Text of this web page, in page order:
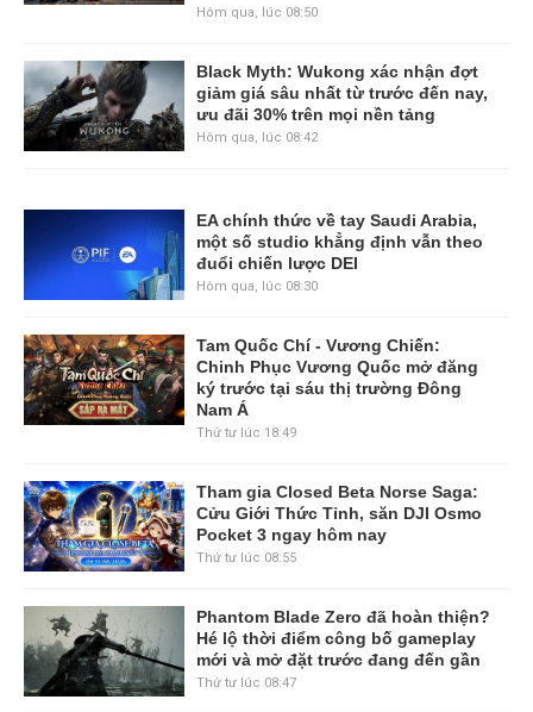
Hôm qua, lúc 08:50
Black Myth: Wukong xác nhận đợt
giảm giá sâu nhất từ trước đến nay,
ưu đãi 30% trên mọi nền tảng
Hôm qua, lúc 08:42
EA chính thức về tay Saudi Arabia,
một số studio khẳng định vẫn theo
đuổi chiến lược DEI
Hôm qua, lúc 08:30
Tam Quốc Chí - Vương Chiến:
Chinh Phục Vương Quốc mở đăng
ký trước tại sáu thị trường Đông
Nam Á
Thứ tư lúc 18:49
Tham gia Closed Beta Norse Saga:
Cửu Giới Thức Tỉnh, săn DJI Osmo
Pocket 3 ngay hôm nay
Thứ tư lúc 08:55
Phantom Blade Zero đã hoàn thiện?
Hé lộ thời điểm công bố gameplay
mới và mở đặt trước đang đến gần
Thứ tư lúc 08:47